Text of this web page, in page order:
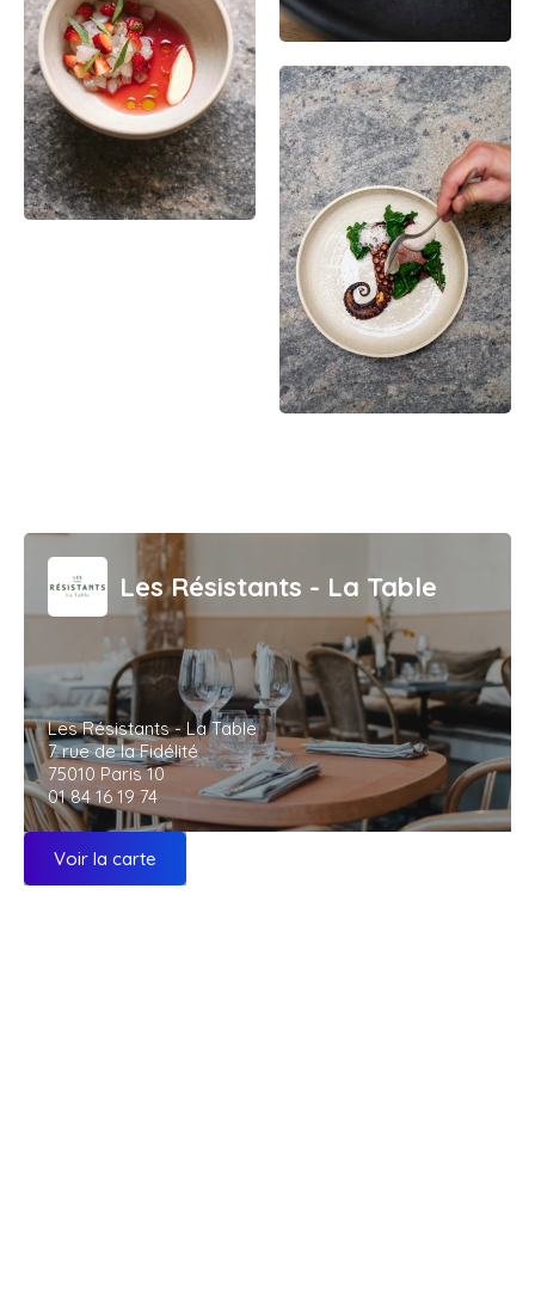
Les Résistants - La Table
Les Résistants - La Table
7 rue de la Fidélité
75010 Paris 10
01 84 16 19 74
Voir la carte